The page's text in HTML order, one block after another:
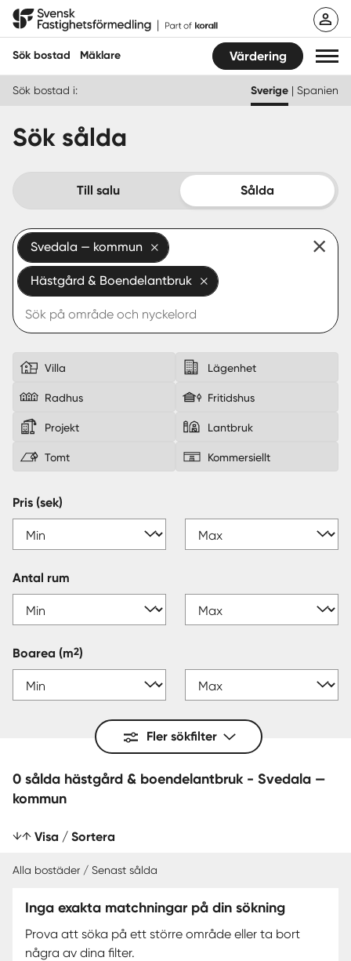
Hoppa
Svensk Fastighetsförmedling
Sök bostad Mäklare Värdering
Hitta mäklare
Köpa
Guider
Start
Logga in
Sverige
Sök bostad i: Sverige | Spanien
Sök sålda
Till salu Sålda
Svedala — kommun
Hästgård & Boendelantbruk
Villa Lägenhet
Radhus Fritidshus
Projekt Lantbruk
Tomt Kommersiellt
Pris (sek)
Antal rum
Boarea (m2)
Fler sökfilter
0 sålda hästgård & boendelantbruk - Svedala —
kommun
Visa / Sortera
SENAST SÅLDA
Alla bostäder / Senast sålda
Inga exakta matchningar på din sökning
Prova att söka på ett större område eller ta bort
några av dina filter.